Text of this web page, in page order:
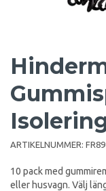
ARTIKELNUMMER:
10 pack med
eller husvagn. Välj